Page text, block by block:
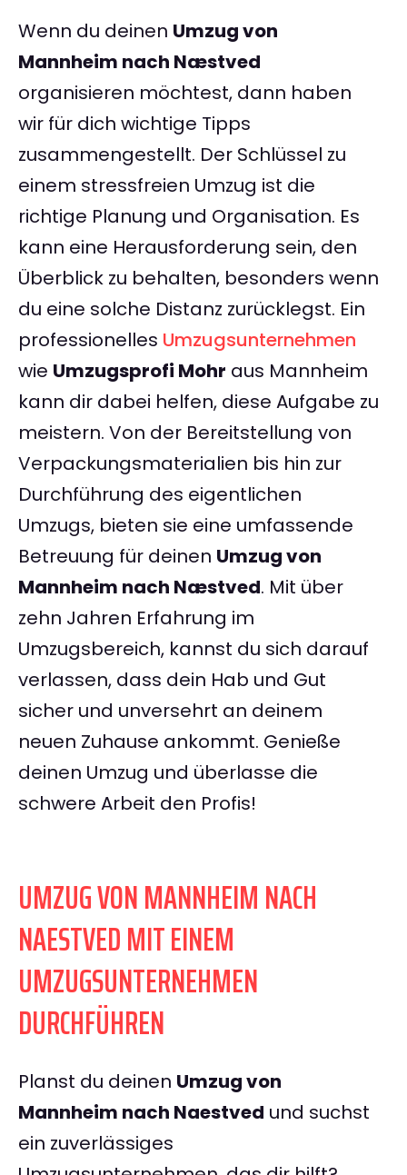
Wenn du deinen Umzug von
Mannheim nach Næstved
organisieren möchtest, dann haben
wir für dich wichtige Tipps
zusammengestellt. Der Schlüssel zu
einem stressfreien Umzug ist die
richtige Planung und Organisation. Es
kann eine Herausforderung sein, den
Überblick zu behalten, besonders wenn
du eine solche Distanz zurücklegst. Ein
professionelles Umzugsunternehmen
wie Umzugsprofi Mohr aus Mannheim
kann dir dabei helfen, diese Aufgabe zu
meistern. Von der Bereitstellung von
Verpackungsmaterialien bis hin zur
Durchführung des eigentlichen
Umzugs, bieten sie eine umfassende
Betreuung für deinen Umzug von
Mannheim nach Næstved. Mit über
zehn Jahren Erfahrung im
Umzugsbereich, kannst du sich darauf
verlassen, dass dein Hab und Gut
sicher und unversehrt an deinem
neuen Zuhause ankommt. Genieße
deinen Umzug und überlasse die
schwere Arbeit den Profis!
UMZUG VON MANNHEIM NACH
NAESTVED MIT EINEM
UMZUGSUNTERNEHMEN
DURCHFÜHREN
Planst du deinen Umzug von
Mannheim nach Naestved und suchst
ein zuverlässiges